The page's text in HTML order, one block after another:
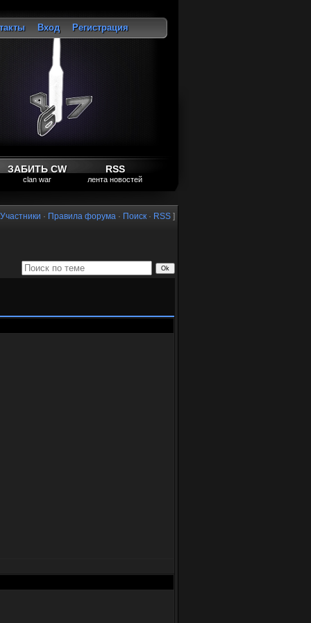
Вход
Регистрация
ЗАБИТЬ CW
clan war
RSS
лента новостей
Участники · Правила форума · Поиск · RSS ]